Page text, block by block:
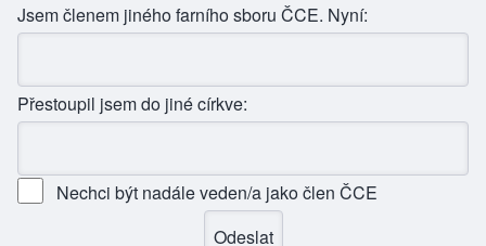
Jsem členem jiného farního sboru ČCE. Nyní:
Přestoupil jsem do jiné církve:
Nechci být nadále veden/a jako člen ČCE